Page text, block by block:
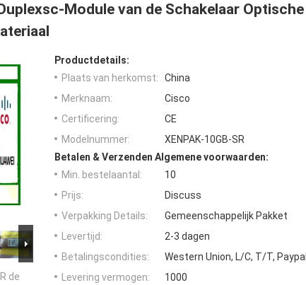
Module van de Schakelaar Optische
de
Productdetails:
Plaats van herkomst:
China
Merknaam:
Cisco
Certificering:
CE
Modelnummer:
XENPAK-10GB-SR
Betalen & Verzenden Algemene voorwaarden:
Min. bestelaantal:
10
Prijs:
Discuss
Verpakking Details:
Gemeenschappelijk Pakket
Levertijd:
2-3 dagen
Betalingscondities:
Western Union, L/C, T/T, Paypal
Levering vermogen:
1000